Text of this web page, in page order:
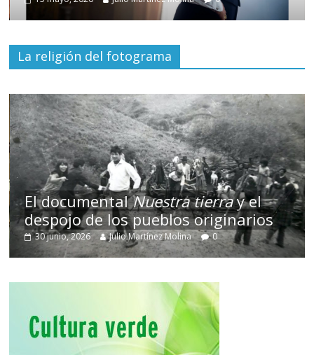
La religión del fotograma
El documentalNuestra tierray el
despojo de los pueblos originarios
30 junio, 2026 Julio Martínez Molina 0